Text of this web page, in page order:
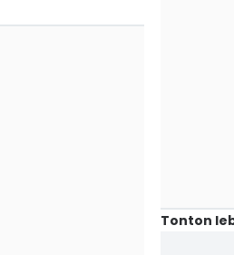
Tonton